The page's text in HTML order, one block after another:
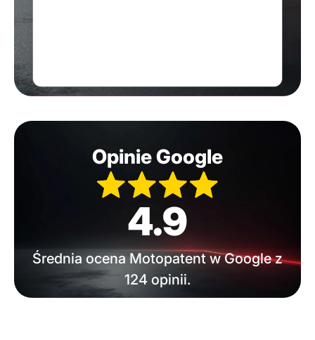
Opinie Google
4.9
Średnia ocena Motopatent w Google z
124 opinii.